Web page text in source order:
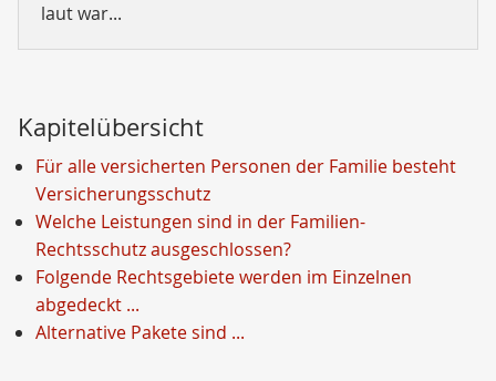
laut war...
Kapitelübersicht
Für alle versicherten Personen der Familie besteht
Versicherungsschutz
Welche Leistungen sind in der Familien-
Rechtsschutz ausgeschlossen?
Folgende Rechtsgebiete werden im Einzelnen
abgedeckt ...
Alternative Pakete sind ...